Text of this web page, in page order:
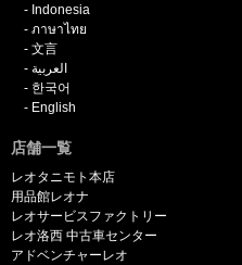
Indonesia
ภาษาไทย
文言
العربية
한국어
English
店舗一覧
レオタニモト本店
用品館レオナ
レオサービスファクトリー
レオ洛西 中古車センター
アドベンチャーレオ